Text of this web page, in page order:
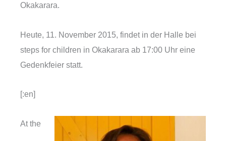
Okakarara.
Heute, 11. November 2015, findet in der Halle bei
steps for children in Okakarara ab 17:00 Uhr eine
Gedenkfeier statt.
[:en]
At the